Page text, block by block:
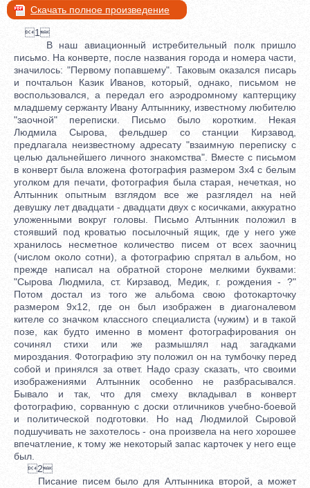
Скачать полное произведение
1
В наш авиационный истребительный полк пришло
письмо. На конверте, после названия города и номера части,
значилось: "Первому попавшему". Таковым оказался писарь
и почтальон Казик Иванов, который, однако, письмом не
воспользовался, а передал его аэродромному каптерщику
младшему сержанту Ивану Алтыннику, известному любителю
"заочной" переписки. Письмо было коротким. Некая
Людмила Сырова, фельдшер со станции Кирзавод,
предлагала неизвестному адресату "взаимную переписку с
целью дальнейшего личного знакомства". Вместе с письмом
в конверт была вложена фотография размером 3х4 с белым
уголком для печати, фотография была старая, нечеткая, но
Алтынник опытным взглядом все же разглядел на ней
девушку лет двадцати - двадцати двух с косичками, аккуратно
уложенными вокруг головы. Письмо Алтынник положил в
стоявший под кроватью посылочный ящик, где у него уже
хранилось несметное количество писем от всех заочниц
(числом около сотни), а фотографию спрятал в альбом, но
прежде написал на обратной стороне мелкими буквами:
"Сырова Людмила, ст. Кирзавод, Медик, г. рождения - ?"
Потом достал из того же альбома свою фотокарточку
размером 9х12, где он был изображен в диагоналевом
кителе со значком классного специалиста (чужим) и в такой
позе, как будто именно в момент фотографирования он
сочинял стихи или же размышлял над загадками
мироздания. Фотографию эту положил он на тумбочку перед
собой и принялся за ответ. Надо сразу сказать, что своими
изображениями Алтынник особенно не разбрасывался.
Бывало и так, что для смеху вкладывал в конверт
фотографию, сорванную с доски отличников учебно-боевой
и политической подготовки. Но над Людмилой Сыровой
подшучивать не захотелось - она произвела на него хорошее
впечатление, к тому же некоторый запас карточек у него еще
был.
2
Писание писем было для Алтынника второй, а может